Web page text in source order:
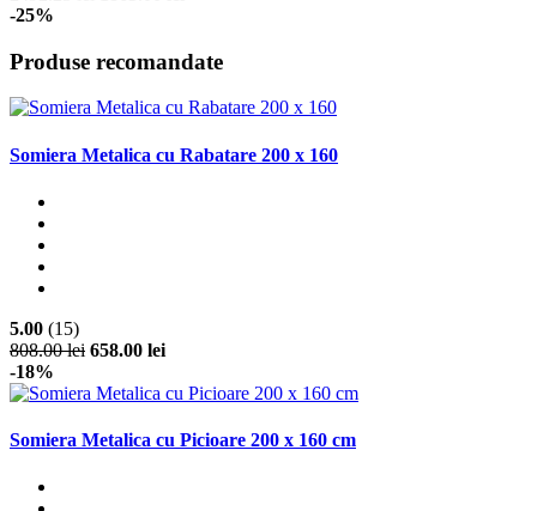
-25%
Produse recomandate
Somiera Metalica cu Rabatare 200 x 160
5.00 (15)
808.00 lei 658.00 lei
-18%
Somiera Metalica cu Picioare 200 x 160 cm